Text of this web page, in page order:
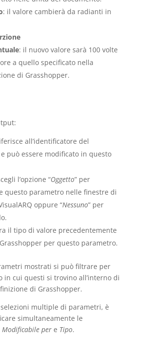
: il valore cambierà da radianti in
: il nuovo valore sarà 100 volte
a quello specificato nella
di Grasshopper.
all’identificatore del
può essere modificato in questo
l’opzione “Oggetto” per
questo parametro nelle finestre di
oppure “Nessuno” per
il tipo di valore precedentemente
per questo parametro.
mostrati si può filtrare per
in cui questi si trovino all’interno di
di Grasshopper.
selezioni multiple di parametri, è
simultaneamente le
Modificabile pere Tipo.